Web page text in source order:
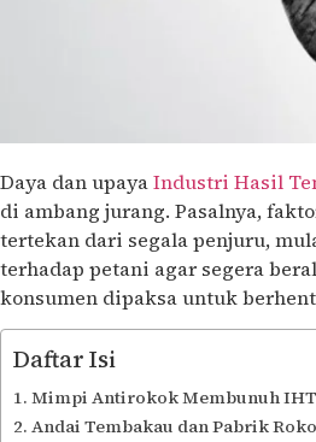
Daya dan upayaIndustri Hasil
di ambang jurang. Pasalnya,
tertekan dari segala penjuru,
terhadap petani agar segera
konsumen dipaksa untuk
Daftar Isi
Mimpi Antirokok Membunuh IHT
Andai Tembakau dan Pabrik